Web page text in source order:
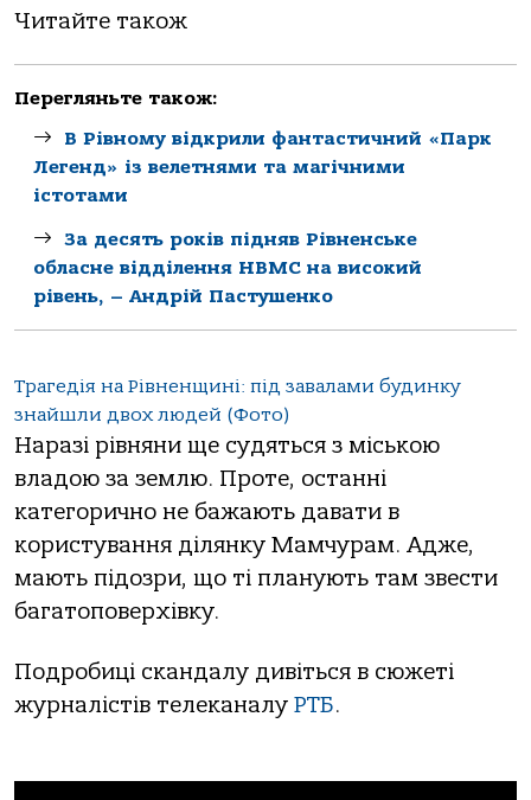
Читайте також
Перегляньте також:
В Рівному відкрили фантастичний «Парк
Легенд» із велетнями та магічними
істотами
За десять років підняв Рівненське
обласне відділення НВМС на високий
рівень, – Андрій Пастушенко
Трагедія на Рівненщині: під завалами будинку
знайшли двох людей (Фото)
Наразі рівняни ще судяться з міською
владою за землю. Проте, останні
категорично не бажають давати в
користування ділянку Мамчурам. Адже,
мають підозри, що ті планують там звести
багатоповерхівку.
Подробиці скандалу дивіться в сюжеті
журналістів телеканалу РТБ.